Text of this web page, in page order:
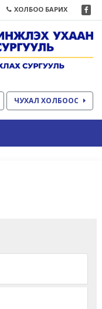
ХОЛБОО БАРИХ
ЧУХАЛ ХОЛБООС